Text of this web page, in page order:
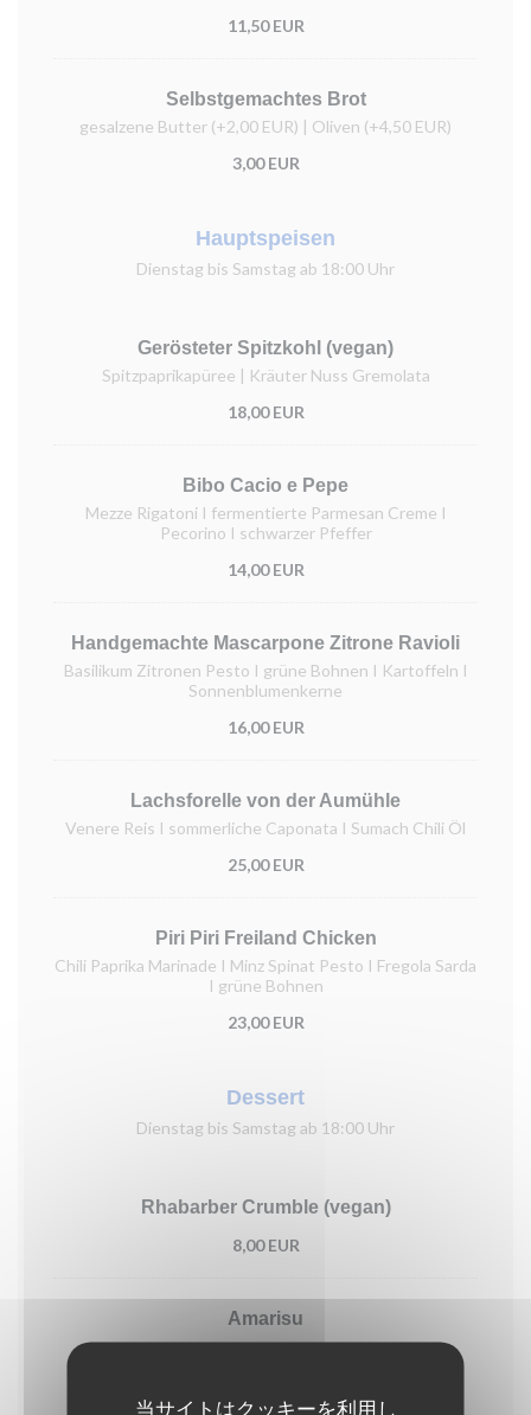
当サイトはクッキーを利用し
11,50 EUR
Selbstgemachtes Brot
gesalzene Butter (+2,00 EUR) | Oliven (+4,50 EUR)
3,00 EUR
Hauptspeisen
Dienstag bis Samstag ab 18:00 Uhr
Gerösteter Spitzkohl (vegan)
Spitzpaprikapüree | Kräuter Nuss Gremolata
18,00 EUR
Bibo Cacio e Pepe
Mezze Rigatoni I fermentierte Parmesan Creme I
Pecorino I schwarzer Pfeffer
14,00 EUR
Handgemachte Mascarpone Zitrone Ravioli
Basilikum Zitronen Pesto I grüne Bohnen I Kartoffeln I
Sonnenblumenkerne
16,00 EUR
Lachsforelle von der Aumühle
Venere Reis I sommerliche Caponata I Sumach Chili Öl
25,00 EUR
Piri Piri Freiland Chicken
Chili Paprika Marinade I Minz Spinat Pesto I Fregola Sarda
I grüne Bohnen
23,00 EUR
Dessert
Dienstag bis Samstag ab 18:00 Uhr
Rhabarber Crumble (vegan)
8,00 EUR
Amarisu